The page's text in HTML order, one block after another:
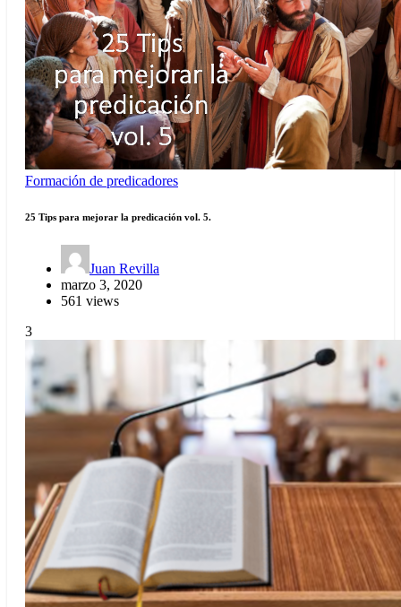
Formación de predicadores
25 Tips para mejorar la predicación vol. 5.
Juan Revilla
marzo 3, 2020
561 views
3